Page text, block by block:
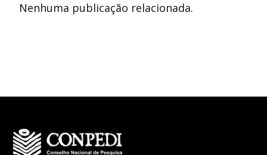
Nenhuma publicação relacionada.